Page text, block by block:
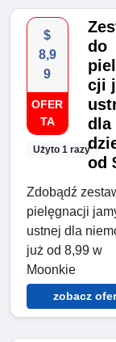
$
8,9
9
OFER
TA
Użyto 1 razy
do
cji
dla
od
Zdobądź
pielęgnacji
ustnej dla
już od 8,99 w
Moonkie
zobacz